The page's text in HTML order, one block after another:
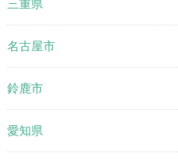
三重県
名古屋市
鈴鹿市
愛知県